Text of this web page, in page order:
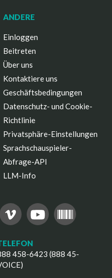
ANDERE
Einloggen
Beitreten
Über uns
Kontaktiere uns
Geschäftsbedingungen
Datenschutz- und Cookie-
Richtlinie
Privatsphäre-Einstellungen
Sprachschauspieler-
Abfrage-API
LLM-Info
458-6423 (888 45-